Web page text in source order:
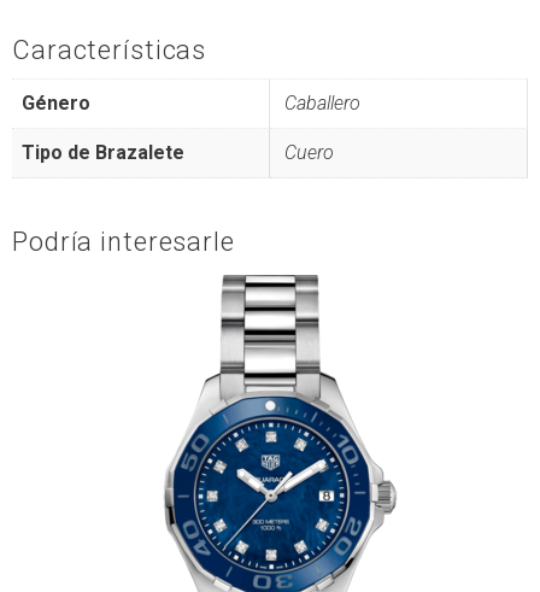
Características
Género Caballero
Tipo de Brazalete Cuero
Podría interesarle